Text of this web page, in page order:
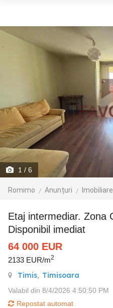
1 / 6
Romimo Anunțuri Imobiliare
Etaj intermediar. Zona Circumvalatiunii.
Disponibil imediat
64 000 EUR
2133 EUR/m2
Timis, Timisoara
Valabil din 8/4/2026 4:50:50 PM
Repostat automat